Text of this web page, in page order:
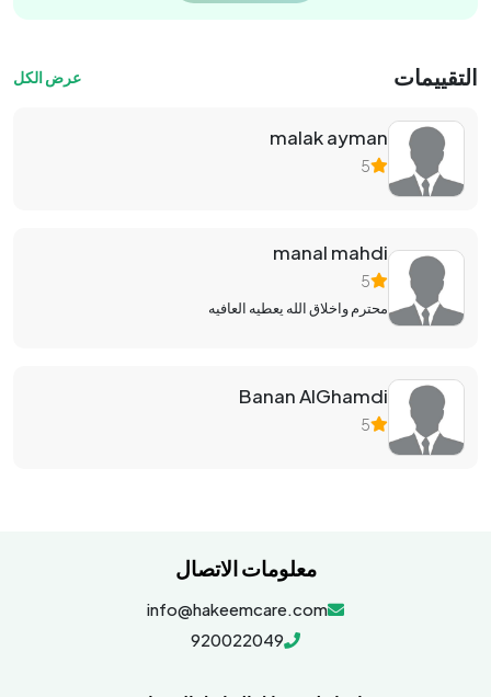
التقييمات عرض الكل
malak ayman
5
manal mahdi
5
محترم واخلاق الله يعطيه العافيه
Banan AlGhamdi
5
معلومات الاتصال
info@hakeemcare.com
920022049